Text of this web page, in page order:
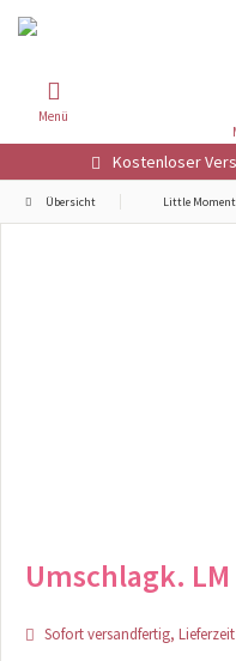
Kostenloser
Menü
Übersicht Little
Umschlagk.
Sofort versandfertig,